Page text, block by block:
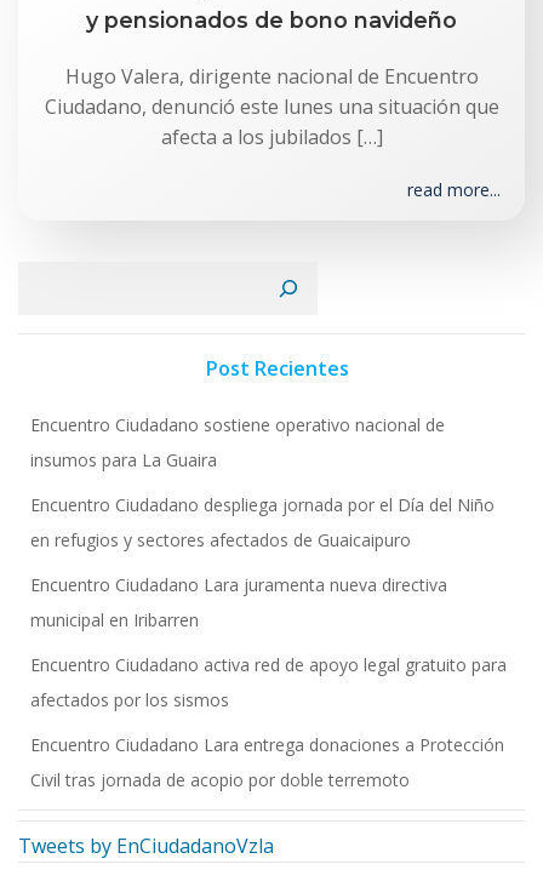
y pensionados de bono navideño
Hugo Valera, dirigente nacional de Encuentro
Ciudadano, denunció este lunes una situación que
afecta a los jubilados […]
read more...
Post Recientes
Encuentro Ciudadano sostiene operativo nacional de
insumos para La Guaira
Encuentro Ciudadano despliega jornada por el Día del Niño
en refugios y sectores afectados de Guaicaipuro
Encuentro Ciudadano Lara juramenta nueva directiva
municipal en Iribarren
Encuentro Ciudadano activa red de apoyo legal gratuito para
afectados por los sismos
Encuentro Ciudadano Lara entrega donaciones a Protección
Civil tras jornada de acopio por doble terremoto
Tweets by EnCiudadanoVzla